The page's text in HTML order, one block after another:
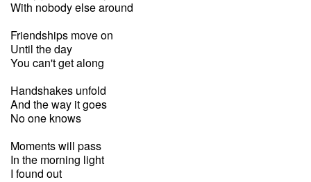
With nobody else around
Friendships move on
Until the day
You can't get along
Handshakes unfold
And the way it goes
No one knows
Moments will pass
In the morning light
I found out